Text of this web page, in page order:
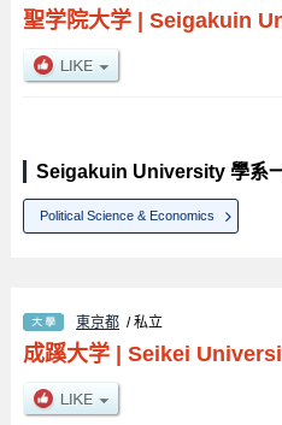
聖学院大学| Seigakuin
Seigakuin University 學系
Political Science & Economics
東京都 / 私立
成蹊大学| Seikei